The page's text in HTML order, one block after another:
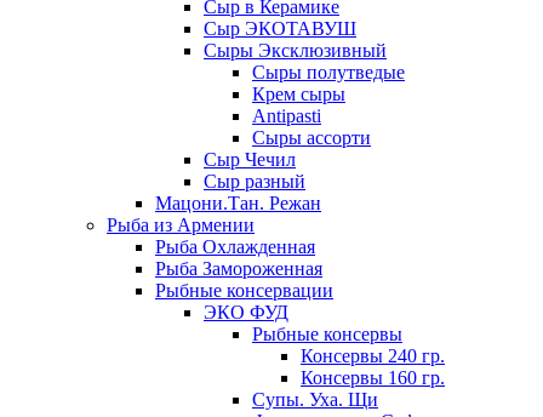
Сыр в Керамике
Сыр ЭКОТАВУШ
Сыры Эксклюзивный
Сыры полутведые
Крем сыры
Antipasti
Сыры ассорти
Сыр Чечил
Сыр разный
Мацони.Тан. Режан
Рыба из Армении
Рыба Охлажденная
Рыба Замороженная
Рыбные консервации
ЭКО ФУД
Рыбные консервы
Консервы 240 гр.
Консервы 160 гр.
Супы. Уха. Щи